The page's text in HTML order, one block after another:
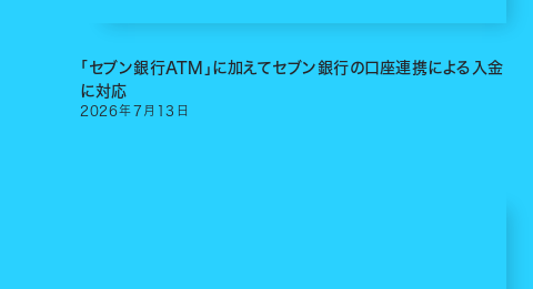
「セブン銀行ATM」に加えてセブン銀行の口座連携による入金
に対応
2026年7 月 13 日